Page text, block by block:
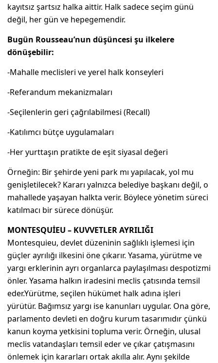
kayıtsız şartsız halka aittir. Halk sadece seçim günü
değil, her gün ve hepegemendir.
Bugün Rousseau’nun düşüncesi şu ilkelere
dönüşebilir:
-Mahalle meclisleri ve yerel halk konseyleri
-Referandum mekanizmaları
-Seçilenlerin geri çağrılabilmesi (Recall)
-Katılımcı bütçe uygulamaları
-Her yurttaşın pratikte de eşit siyasal değeri
Örneğin: Bir şehirde yeni park mı yapılacak, yol mu
genişletilecek? Kararı yalnızca belediye başkanı değil, o
mahallede yaşayan halkta verir. Böylece yönetim süreci
katılmacı bir sürece dönüşür.
MONTESQUİEU – KUVVETLER AYRILIĞI
Montesquieu, devlet düzeninin sağlıklı işlemesi için
güçler ayrılığı ilkesini öne çıkarır. Yasama, yürütme ve
yargı erklerinin ayrı organlarca paylaşılması despotizmi
önler. Yasama halkın iradesini meclis çatısında temsil
eder.Yürütme, seçilen hükümet halk adına işleri
yürütür. Bağımsız yargı ise kanunları uygular. Ona göre,
parlamento devleti en doğru kurum tasarımıdır çünkü
kanun koyma yetkisini topluma verir. Örneğin, ulusal
meclis vatandaşları temsil eder ve çıkar çatışmasını
önlemek için kararları ortak akılla alır. Aynı şekilde